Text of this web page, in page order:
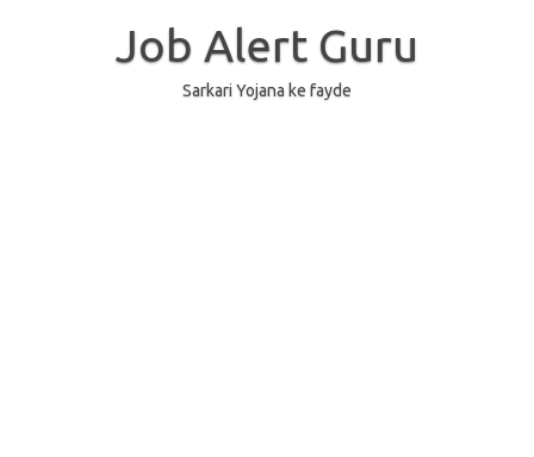
Job Alert Guru
Sarkari Yojana ke fayde